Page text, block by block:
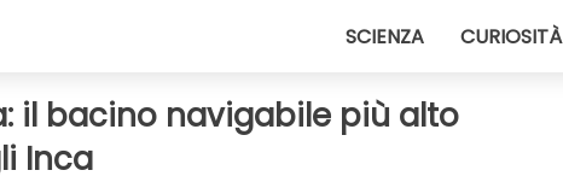
SCIENZA CURIOSITÀ
il bacino navigabile più alto
Inca